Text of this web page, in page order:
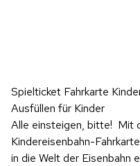
Spielticket Fahrkarte
Ausfüllen für Kinder
Alle einsteigen, bitte! Mit
Kindereisenbahn-
in die Welt der Eisenbahn